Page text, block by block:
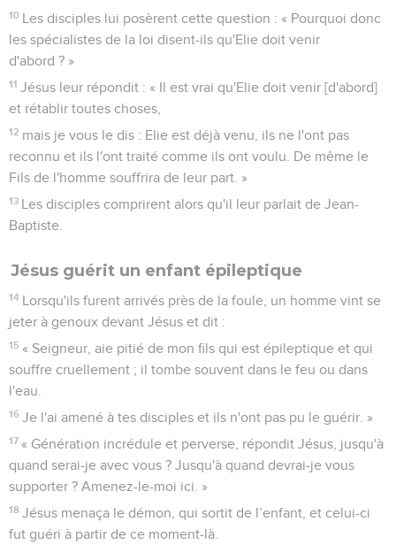
10 Les disciples lui posèrent cette question : « Pourquoi donc
les spécialistes de la loi disent-ils qu'Elie doit venir
d'abord ? »
11 Jésus leur répondit : « Il est vrai qu'Elie doit venir [d'abord]
et rétablir toutes choses,
12 mais je vous le dis : Elie est déjà venu, ils ne l'ont pas
reconnu et ils l'ont traité comme ils ont voulu. De même le
Fils de l'homme souffrira de leur part. »
13 Les disciples comprirent alors qu'il leur parlait de Jean-
Baptiste.
Jésus guérit un enfant épileptique
14 Lorsqu'ils furent arrivés près de la foule, un homme vint se
jeter à genoux devant Jésus et dit :
15 « Seigneur, aie pitié de mon fils qui est épileptique et qui
souffre cruellement ; il tombe souvent dans le feu ou dans
l'eau.
16 Je l'ai amené à tes disciples et ils n'ont pas pu le guérir. »
17 « Génération incrédule et perverse, répondit Jésus, jusqu'à
quand serai-je avec vous ? Jusqu'à quand devrai-je vous
supporter ? Amenez-le-moi ici. »
18 Jésus menaça le démon, qui sortit de l’enfant, et celui-ci
fut guéri à partir de ce moment-là.